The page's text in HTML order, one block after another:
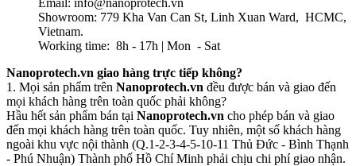
Email: info@nanoprotech.vn
Showroom: 779 Kha Van Can St, Linh Xuan Ward, HCMC,
Vietnam.
Working time: 8h - 17h | Mon - Sat
Nanoprotech.vn giao hàng trực tiếp không?
1. Mọi sản phẩm trên Nanoprotech.vn đều được bán và giao đến
mọi khách hàng trên toàn quốc phải không?
Hầu hết sản phẩm bán tại Nanoprotech.vn cho phép bán và giao
đến mọi khách hàng trên toàn quốc. Tuy nhiên, một số khách hàng
ngoài khu vực nội thành (Q.1-2-3-4-5-10-11 Thủ Đức - Bình Thạnh
- Phú Nhuận) Thành phố Hồ Chí Minh phải chịu chi phí giao nhận.